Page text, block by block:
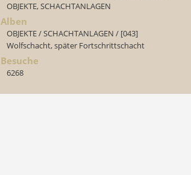
OBJEKTE,SCHACHTANLAGEN
Alben
OBJEKTE/SCHACHTANLAGEN / [043]
Wolfschacht, später Fortschrittschacht
Besuche
6268